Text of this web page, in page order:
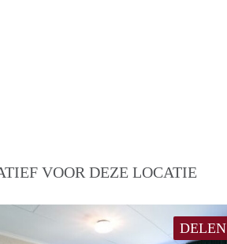
VOOR DEZE LOCATIE
DELEN